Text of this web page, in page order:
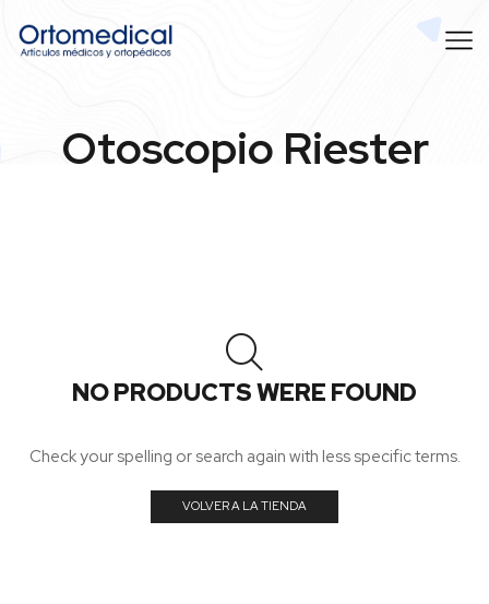
Otoscopio Riester
NO PRODUCTS WERE FOUND
Check your spelling or search again with less specific terms.
VOLVER A LA TIENDA